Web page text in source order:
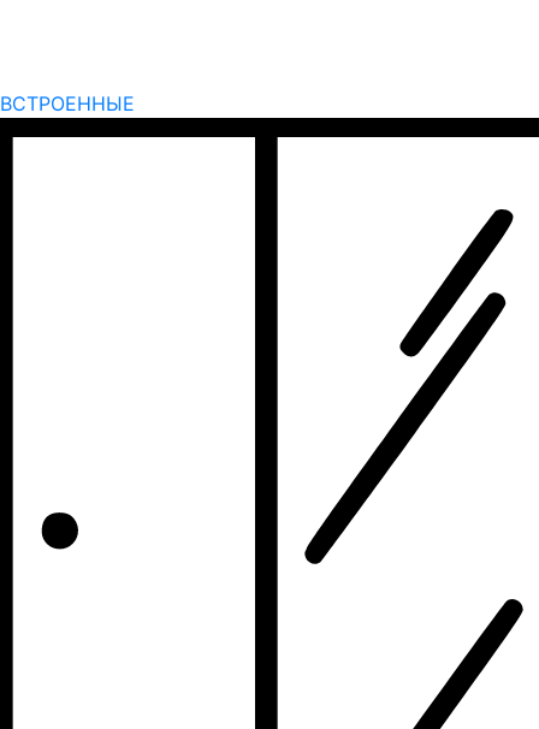
ВСТРОЕННЫЕ